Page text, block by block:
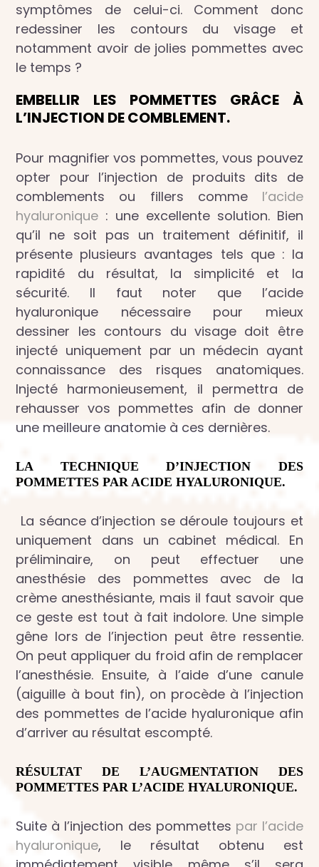
symptômes de celui-ci. Comment donc
redessiner les contours du visage et
notamment avoir de jolies pommettes avec
le temps ?
EMBELLIR LES POMMETTES GRÂCE À
L’INJECTION DE COMBLEMENT.
Pour magnifier vos pommettes, vous pouvez
opter pour l’injection de produits dits de
comblements ou fillers commel’acide
hyaluronique : une excellente solution. Bien
qu’il ne soit pas un traitement définitif, il
présente plusieurs avantages tels que : la
rapidité du résultat, la simplicité et la
sécurité. Il faut noter que l’acide
hyaluronique nécessaire pour mieux
dessiner les contours du visage doit être
injecté uniquement par un médecin ayant
connaissance des risques anatomiques.
Injecté harmonieusement, il permettra de
rehausser vos pommettes afin de donner
une meilleure anatomie à ces dernières.
LA TECHNIQUE D’INJECTION DES
POMMETTES PAR ACIDE HYALURONIQUE.
La séance d’injection se déroule toujours et
uniquement dans un cabinet médical. En
préliminaire, on peut effectuer une
anesthésie des pommettes avec de la
crème anesthésiante, mais il faut savoir que
ce geste est tout à fait indolore. Une simple
gêne lors de l’injection peut être ressentie.
On peut appliquer du froid afin de remplacer
l’anesthésie. Ensuite, à l’aide d’une canule
(aiguille à bout fin), on procède à l’injection
des pommettes de l’acide hyaluronique afin
d’arriver au résultat escompté.
RÉSULTAT DE L’AUGMENTATION DES
POMMETTES PAR L’ACIDE HYALURONIQUE.
Suite à l’injection des pommettes par l’acide
hyaluronique, le résultat obtenu est